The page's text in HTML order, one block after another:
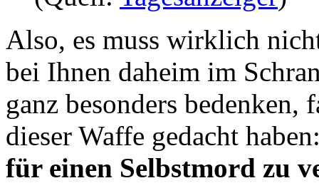
Also, es muss wirklich
bei Ihnen daheim im
ganz besonders
dieser Waffe gedacht
für einen Selbstmord zu